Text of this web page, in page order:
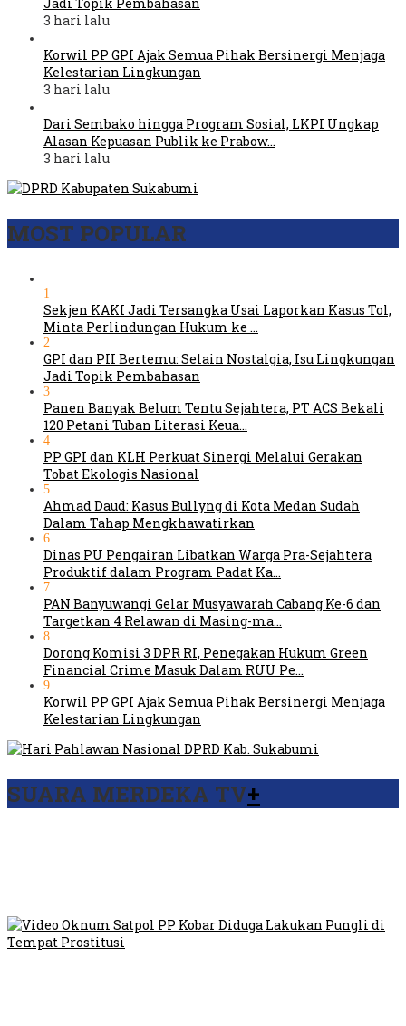
Jadi Topik Pembahasan
3 hari lalu
Korwil PP GPI Ajak Semua Pihak Bersinergi Menjaga
Kelestarian Lingkungan
3 hari lalu
Dari Sembako hingga Program Sosial, LKPI Ungkap
Alasan Kepuasan Publik ke Prabow…
3 hari lalu
MOST POPULAR
1
Sekjen KAKI Jadi Tersangka Usai Laporkan Kasus Tol,
Minta Perlindungan Hukum ke …
2
GPI dan PII Bertemu: Selain Nostalgia, Isu Lingkungan
Jadi Topik Pembahasan
3
Panen Banyak Belum Tentu Sejahtera, PT ACS Bekali
120 Petani Tuban Literasi Keua…
4
PP GPI dan KLH Perkuat Sinergi Melalui Gerakan
Tobat Ekologis Nasional
5
Ahmad Daud: Kasus Bullyng di Kota Medan Sudah
Dalam Tahap Mengkhawatirkan
6
Dinas PU Pengairan Libatkan Warga Pra-Sejahtera
Produktif dalam Program Padat Ka…
7
PAN Banyuwangi Gelar Musyawarah Cabang Ke-6 dan
Targetkan 4 Relawan di Masing-ma…
8
Dorong Komisi 3 DPR RI, Penegakan Hukum Green
Financial Crime Masuk Dalam RUU Pe…
9
Korwil PP GPI Ajak Semua Pihak Bersinergi Menjaga
Kelestarian Lingkungan
SUARA MERDEKA TV+